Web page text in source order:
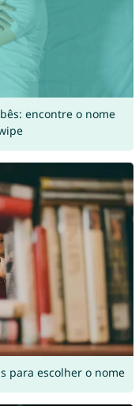
encontre o nome
para escolher o nome